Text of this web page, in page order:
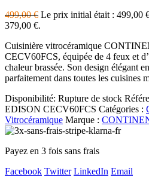
499,00€ Le prix initial était : 499,00
379,00 €.
Cuisinière vitrocéramique
CECV60FCS, équipée de 4 feux et
chaleur brassée. Son design élégant
parfaitement dans toutes les cuisines
Disponibilité: Rupture de stock
EDISON CECV60FCS Catégories :
Vitrocéramique Marque :
Payez en 3 fois sans frais
Facebook Twitter LinkedIn Email